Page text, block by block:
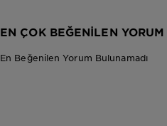
EN ÇOK BEĞENILEN YORUM
En Beğenilen Yorum Bulunamadı